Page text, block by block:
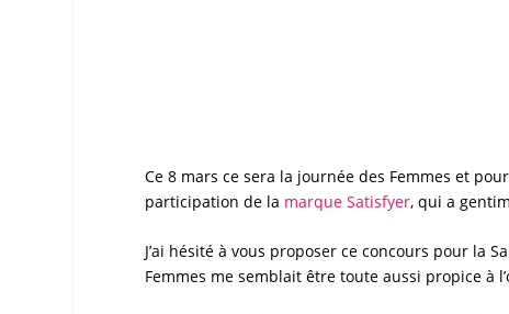
Ce 8 mars ce sera la journée des Femmes et pour
participation de la marque Satisfyer, qui a
J’ai hésité à vous proposer ce concours pour la
Femmes me semblait être toute aussi propice à